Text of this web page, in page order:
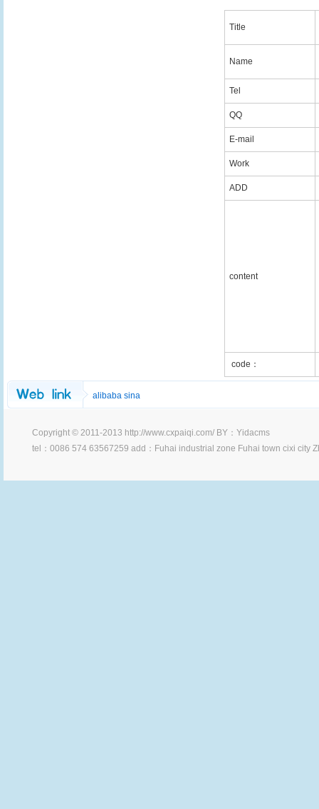
Title
Name
Tel
QQ
E-mail
Work
ADD
content
code：
alibaba sina
Copyright © 2011-2013 http://www.cxpaiqi.com/ BY： Yidacms
tel：0086 574 63567259 add：Fuhai industrial zone Fuhai town cixi city